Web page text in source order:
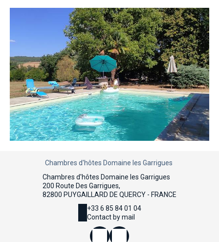
Chambres d'hôtes Domaine les Garrigues
Chambres d'hôtes Domaine les Garrigues
200 Route Des Garrigues,
82800 PUYGAILLARD DE QUERCY - FRANCE
+33 6 85 84 01 04
Contact by mail